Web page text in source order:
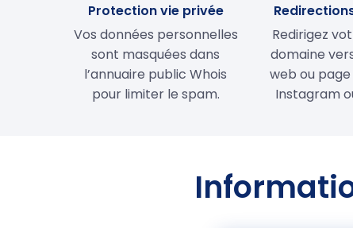
Protection vie privée
Vos données personnelles
sont masquées dans
l’annuaire public Whois
pour limiter le spam.
Redirigez
domaine
web ou
Instagram